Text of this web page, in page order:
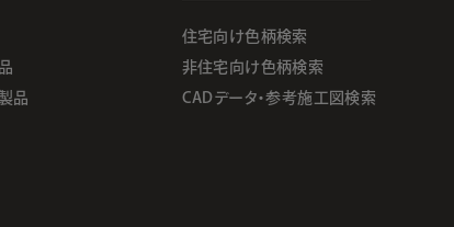
品
住宅向け色柄検索
非住宅向け色柄検索
CADデータ・参考施工図検索